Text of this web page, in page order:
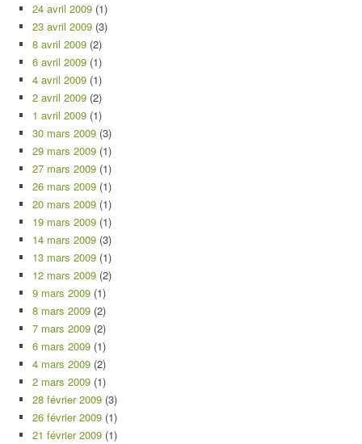
24 avril 2009 (1)
23 avril 2009 (3)
8 avril 2009 (2)
6 avril 2009 (1)
4 avril 2009 (1)
2 avril 2009 (2)
1 avril 2009 (1)
30 mars 2009 (3)
29 mars 2009 (1)
27 mars 2009 (1)
26 mars 2009 (1)
20 mars 2009 (1)
19 mars 2009 (1)
14 mars 2009 (3)
13 mars 2009 (1)
12 mars 2009 (2)
9 mars 2009 (1)
8 mars 2009 (2)
7 mars 2009 (2)
6 mars 2009 (1)
4 mars 2009 (2)
2 mars 2009 (1)
28 février 2009 (3)
26 février 2009 (1)
21 février 2009 (1)